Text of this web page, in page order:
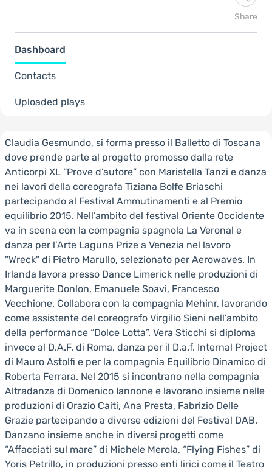
Share
Dashboard
Contacts
Uploaded plays
Claudia Gesmundo, si forma presso il Balletto di Toscana
dove prende parte al progetto promosso dalla rete
Anticorpi XL “Prove d’autore” con Maristella Tanzi e danza
nei lavori della coreografa Tiziana Bolfe Briaschi
partecipando al Festival Ammutinamenti e al Premio
equilibrio 2015. Nell’ambito del festival Oriente Occidente
va in scena con la compagnia spagnola La Veronal e
danza per l’Arte Laguna Prize a Venezia nel lavoro
"Wreck" di Pietro Marullo, selezionato per Aerowaves. In
Irlanda lavora presso Dance Limerick nelle produzioni di
Marguerite Donlon, Emanuele Soavi, Francesco
Vecchione. Collabora con la compagnia Mehinr, lavorando
come assistente del coreografo Virgilio Sieni nell’ambito
della performance “Dolce Lotta”. Vera Sticchi si diploma
invece al D.A.F. di Roma, danza per il D.a.f. Internal Project
di Mauro Astolfi e per la compagnia Equilibrio Dinamico di
Roberta Ferrara. Nel 2015 si incontrano nella compagnia
Altradanza di Domenico Iannone e lavorano insieme nelle
produzioni di Orazio Caiti, Ana Presta, Fabrizio Delle
Grazie partecipando a diverse edizioni del Festival DAB.
Danzano insieme anche in diversi progetti come
“Affacciati sul mare” di Michele Merola, “Flying Fishes” di
Yoris Petrillo, in produzioni presso enti lirici come il Teatro